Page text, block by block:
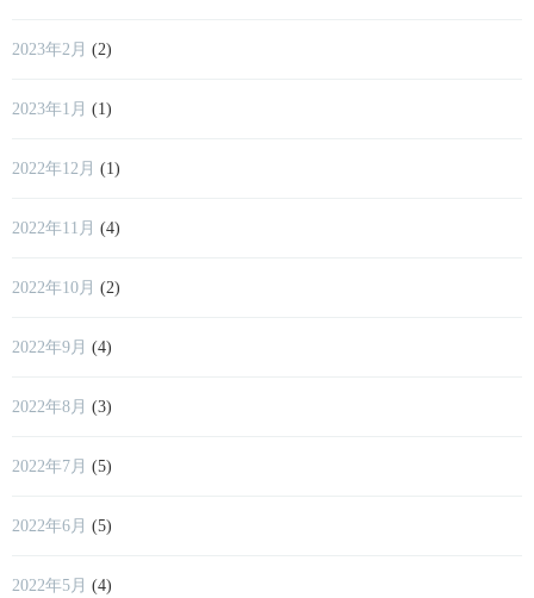
2023年2月 (2)
2023年1月 (1)
2022年12月 (1)
2022年11月 (4)
2022年10月 (2)
2022年9月 (4)
2022年8月 (3)
2022年7月 (5)
2022年6月 (5)
2022年5月 (4)